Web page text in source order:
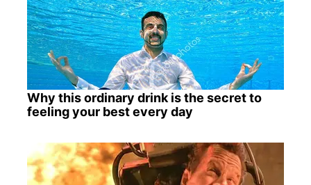
Why this ordinary drink is the secret to
feeling your best every day